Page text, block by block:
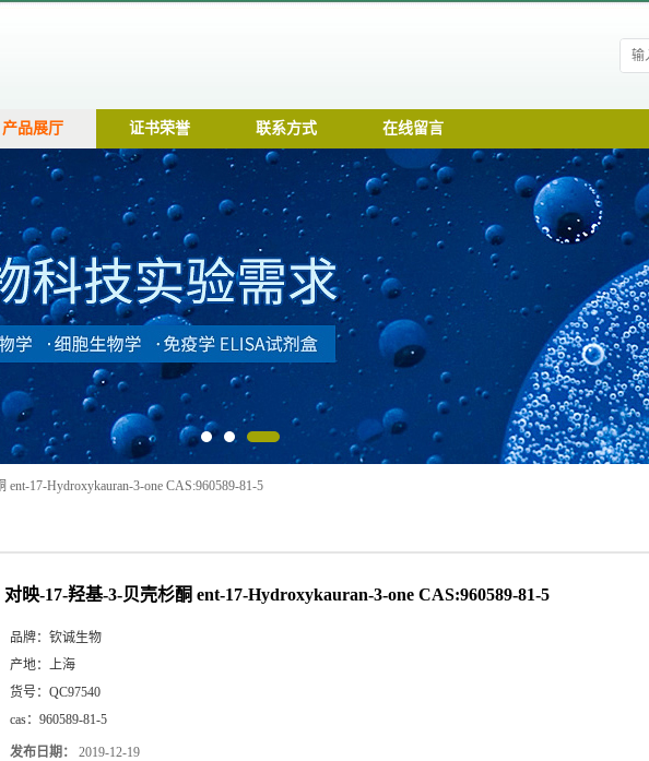
产品展厅 证书荣誉 联系方式 在线留言
17-Hydroxykauran-3-one CAS:960589-81-5
对映-17-羟基-3-贝壳杉酮 ent-17-Hydroxykauran-3-one CAS:960589-81-5
品牌： 钦诚生物
产地： 上海
货号： QC97540
cas： 960589-81-5
发布日期： 2019-12-19